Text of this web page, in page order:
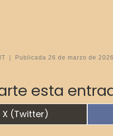
| Publicada 26 de marzo de 2026
esta
Compartir en
X (Twitter)